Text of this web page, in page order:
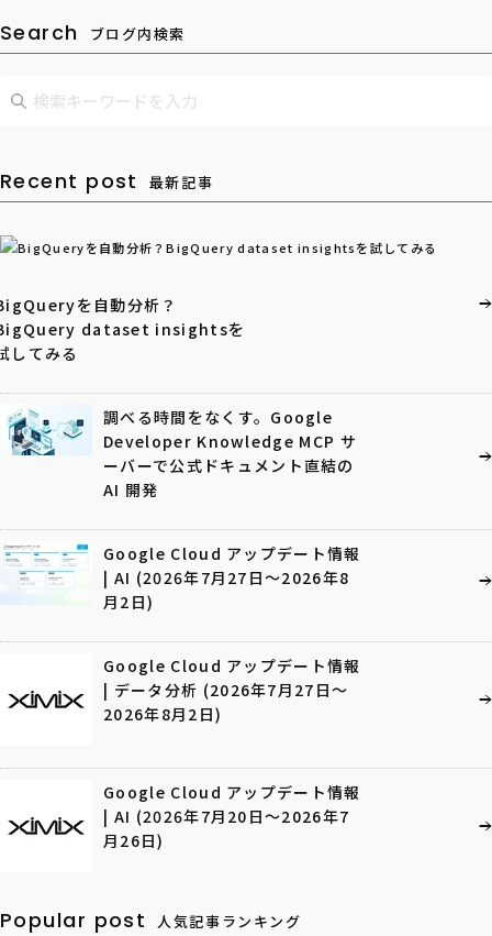
Search ブログ内検索
Recent post 最新記事
を自動分析？
dataset insightsを
してみる
調べる時間をなくす。Google
Developer Knowledge MCP サ
ーバーで公式ドキュメント直結の
AI 開発
Google Cloud アップデート情報
| AI (2026年7月27日〜2026年8
月2日)
Google Cloud アップデート情報
| データ分析 (2026年7月27日〜
2026年8月2日)
Google Cloud アップデート情報
| AI (2026年7月20日〜2026年7
月26日)
Popular post 人気記事ランキング